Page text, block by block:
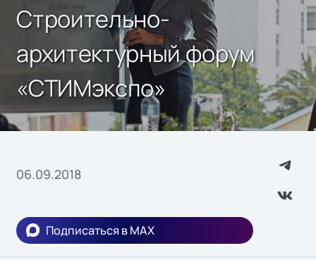
Строительно-
архитектурный форум
«СТИМэкспо»
06.09.2018
Подписаться в MAX